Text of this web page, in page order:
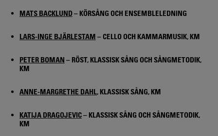
MATS BACKLUND– KÖRSÅNG OCH ENSEMBLELEDNING
LARS-INGE BJÄRLESTAM – CELLO OCH KAMMARMUSIK, KM
PETER BOMAN – RÖST, KLASSISK SÅNG OCH SÅNGMETODIK,
KM
ANNE-MARGRETHE DAHL, KLASSISK SÅNG, KM
KATIJA DRAGOJEVIC– KLASSISK SÅNG OCH SÅNGMETODIK,
KM